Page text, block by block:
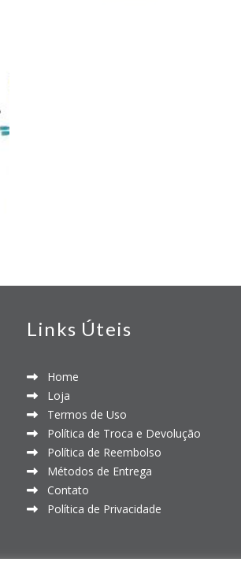
Links Úteis
Home
Loja
Termos de Uso
Política de Troca e Devolução
Política de Reembolso
Métodos de Entrega
Contato
Política de Privacidade